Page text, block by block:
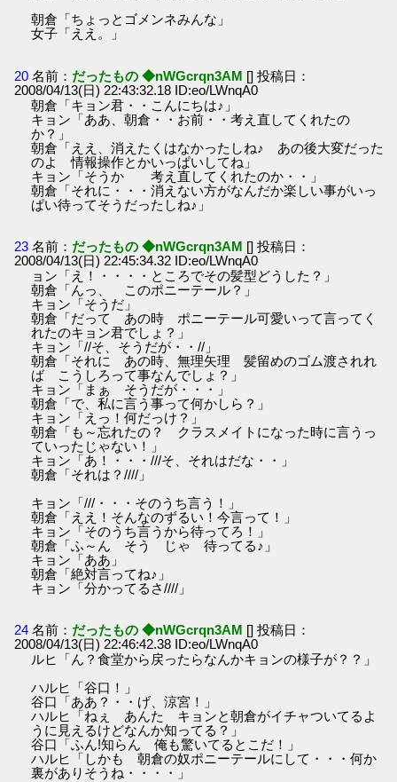
朝倉「ちょっとゴメンネみんな」
女子「ええ。」
20 名前： だったもの ◆nWGcrqn3AM [] 投稿日：
2008/04/13(日) 22:43:32.18 ID:eo/LWnqA0
朝倉「キョン君・・こんにちは♪」
キョン「ああ、朝倉・・お前・・考え直してくれたの
か？」
朝倉「ええ、消えたくはなかったしね♪ あの後大変だった
のよ 情報操作とかいっぱいしてね」
キョン「そうか 考え直してくれたのか・・」
朝倉「それに・・・消えない方がなんだか楽しい事がいっ
ぱい待ってそうだったしね♪」
23 名前： だったもの ◆nWGcrqn3AM [] 投稿日：
2008/04/13(日) 22:45:34.32 ID:eo/LWnqA0
ョン「え！・・・・ところでその髪型どうした？」
朝倉「んっ、 このポニーテール？」
キョン「そうだ」
朝倉「だって あの時 ポニーテール可愛いって言ってく
れたのキョン君でしょ？」
キョン「//そ、そうだが・・//」
朝倉「それに あの時、無理矢理 髪留めのゴム渡されれ
ば こうしろって事なんでしょ？」
キョン「まぁ そうだが・・・」
朝倉「で、私に言う事って何かしら？」
キョン「えっ！何だっけ？」
朝倉「も～忘れたの？ クラスメイトになった時に言うっ
ていったじゃない！」
キョン「あ！・・・///そ、それはだな・・」
朝倉「それは？////」
キョン「///・・・そのうち言う！」
朝倉「ええ！そんなのずるい！今言って！」
キョン「そのうち言うから待ってろ！」
朝倉「ふ～ん そう じゃ 待ってる♪」
キョン「ああ」
朝倉「絶対言ってね♪」
キョン「分かってるさ////」
24 名前： だったもの ◆nWGcrqn3AM [] 投稿日：
2008/04/13(日) 22:46:42.38 ID:eo/LWnqA0
ルヒ「ん？食堂から戻ったらなんかキョンの様子が？？」
ハルヒ「谷口！」
谷口「ああ？・・げ、涼宮！」
ハルヒ「ねぇ あんた キョンと朝倉がイチャついてるよ
うに見えるけどなんか知ってる？」
谷口「ふん!知らん 俺も驚いてるとこだ！」
ハルヒ「しかも 朝倉の奴ポニーテールにして・・・何か
裏がありそうね・・・・」